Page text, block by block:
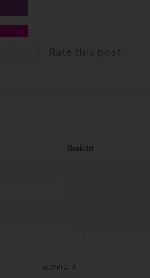
Rate this post
Bericht